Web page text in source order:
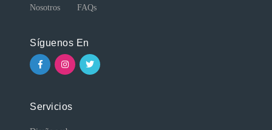
Nosotros FAQs
Síguenos En
Servicios